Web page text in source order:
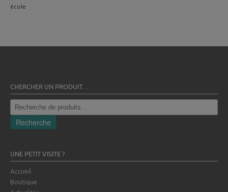
école
CHERCHER UN PRODUIT…
Recherche
pour :
Recherche
UNE PETIT VISITE ?
Accueil
Boutique